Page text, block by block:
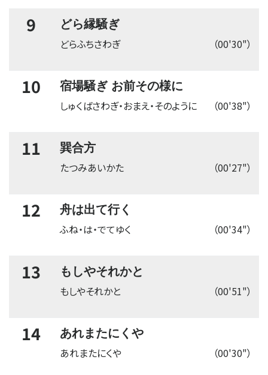
9 どら縁騒ぎ
（00'30"）
どらふちさわぎ
10 宿場騒ぎ お前その様に
（00'38"）
しゅくばさわぎ・おまえ・そのように
11 巽合方
（00'27"）
たつみあいかた
12 舟は出て行く
（00'34"）
ふね・は・でてゆく
13 もしやそれかと
（00'51"）
もしやそれかと
14 あれまたにくや
（00'30"）
あれまたにくや